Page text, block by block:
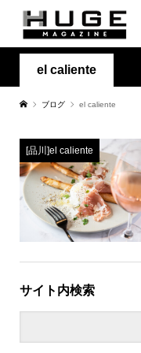
el caliente
ブログ el caliente
[品川]el caliente
サイト内検索